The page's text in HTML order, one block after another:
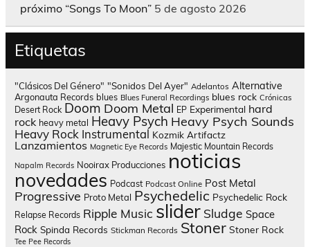
próximo “Songs To Moon” 5 de agosto 2026
Etiquetas
"Clásicos Del Género" "Sonidos Del Ayer" Adelantos Alternative
Argonauta Records blues Blues Funeral Recordings blues rock Crónicas
Desert Rock Doom Doom Metal EP Experimental hard
rock heavy metal Heavy Psych Heavy Psych Sounds
Heavy Rock Instrumental Kozmik Artifactz
Lanzamientos Magnetic Eye Records Majestic Mountain Records
Napalm Records Nooirax Producciones noticias
novedades Podcast Podcast Online Post Metal
Progressive Proto Metal Psychedelic Psychedelic Rock
Relapse Records Ripple Music slider Sludge Space
Rock Spinda Records Stickman Records Stoner Stoner Rock
Tee Pee Records